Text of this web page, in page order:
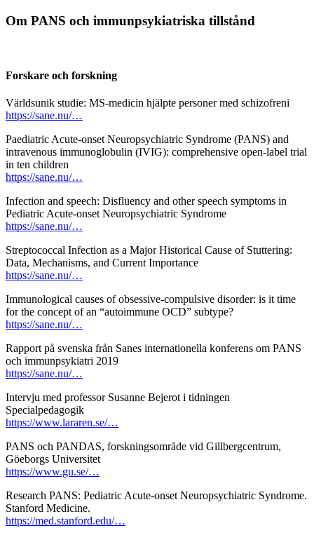
Om PANS och immunpsykiatriska tillstånd
Forskare och forskning
Världsunik studie: MS-medicin hjälpte personer med schizofreni
https://sane.nu/…
Paediatric Acute-onset Neuropsychiatric Syndrome (PANS) and
intravenous immunoglobulin (IVIG): comprehensive open-label trial
in ten children
https://sane.nu/…
Infection and speech: Disfluency and other speech symptoms in
Pediatric Acute-onset Neuropsychiatric Syndrome
https://sane.nu/…
Streptococcal Infection as a Major Historical Cause of Stuttering:
Data, Mechanisms, and Current Importance
https://sane.nu/…
Immunological causes of obsessive-compulsive disorder: is it time
for the concept of an “autoimmune OCD” subtype?
https://sane.nu/…
Rapport på svenska från Sanes internationella konferens om PANS
och immunpsykiatri 2019
https://sane.nu/…
Intervju med professor Susanne Bejerot i tidningen
Specialpedagogik
https://www.lararen.se/…
PANS och PANDAS, forskningsområde vid Gillbergcentrum,
Göeborgs Universitet
https://www.gu.se/…
Research PANS: Pediatric Acute-onset Neuropsychiatric Syndrome.
Stanford Medicine.
https://med.stanford.edu/…